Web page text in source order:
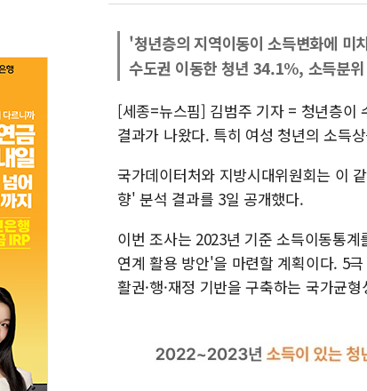
'청년층의 지역이동이 소득변화에 미
수도권 이동한 청년 34.1%, 소득분
[세종=뉴스핌] 김범주 기자 = 청년층이
결과가 나왔다. 특히 여성 청년의 소득
국가데이터처와 지방시대위원회는 이
향' 분석 결과를 3일 공개했다.
이번 조사는 2023년 기준 소득이동통
연계 활용 방안'을 마련할 계획이다. 5
활권·행·재정 기반을 구축하는 국가균